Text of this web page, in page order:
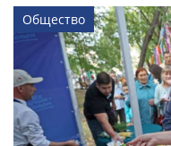
Общество